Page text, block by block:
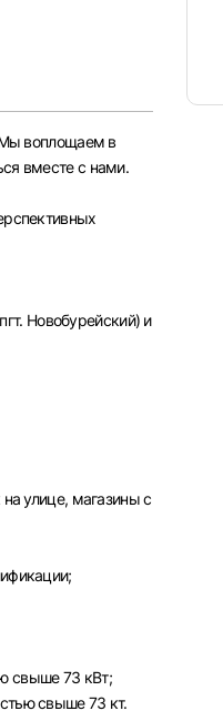
Мы воплощаем в
вместе с нами.
Новобурейский) и
улице, магазины с
свыше 73 кВт;
свыше 73 кт.